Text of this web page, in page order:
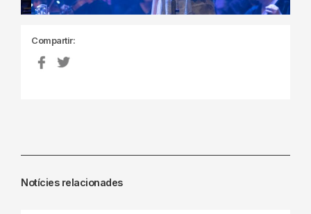
Compartir:
Notícies relacionades